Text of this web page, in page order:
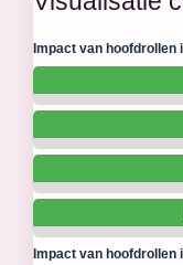
Impact van hoofdrollen
Impact van hoofdrollen